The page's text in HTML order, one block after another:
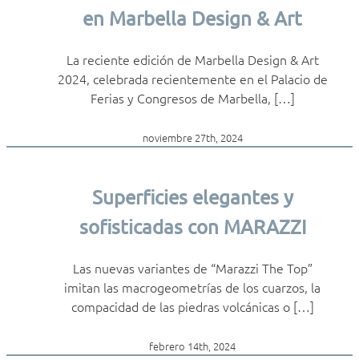
en Marbella Design & Art
La reciente edición de Marbella Design & Art
2024, celebrada recientemente en el Palacio de
Ferias y Congresos de Marbella, […]
noviembre 27th, 2024
Superficies elegantes y
sofisticadas con MARAZZI
Las nuevas variantes de “Marazzi The Top”
imitan las macrogeometrías de los cuarzos, la
compacidad de las piedras volcánicas o […]
febrero 14th, 2024